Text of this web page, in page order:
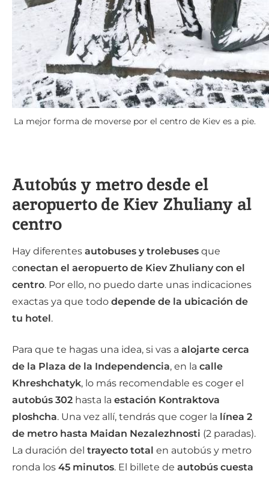
La mejor forma de moverse por el centro de Kiev es a pie.
Autobús y metro desde el
aeropuerto de Kiev Zhuliany al
centro
Hay diferentes autobuses y trolebuses que
conectan el aeropuerto de Kiev Zhuliany con el
centro. Por ello, no puedo darte unas indicaciones
exactas ya que todo depende de la ubicación de
tu hotel.
Para que te hagas una idea, si vas a alojarte cerca
de la Plaza de la Independencia, en la calle
Khreshchatyk, lo más recomendable es coger el
autobús 302 hasta la estación Kontraktova
ploshcha. Una vez allí, tendrás que coger la línea 2
de metro hasta Maidan Nezalezhnosti (2 paradas).
La duración del trayecto total en autobús y metro
ronda los 45 minutos. El billete de autobús cuesta